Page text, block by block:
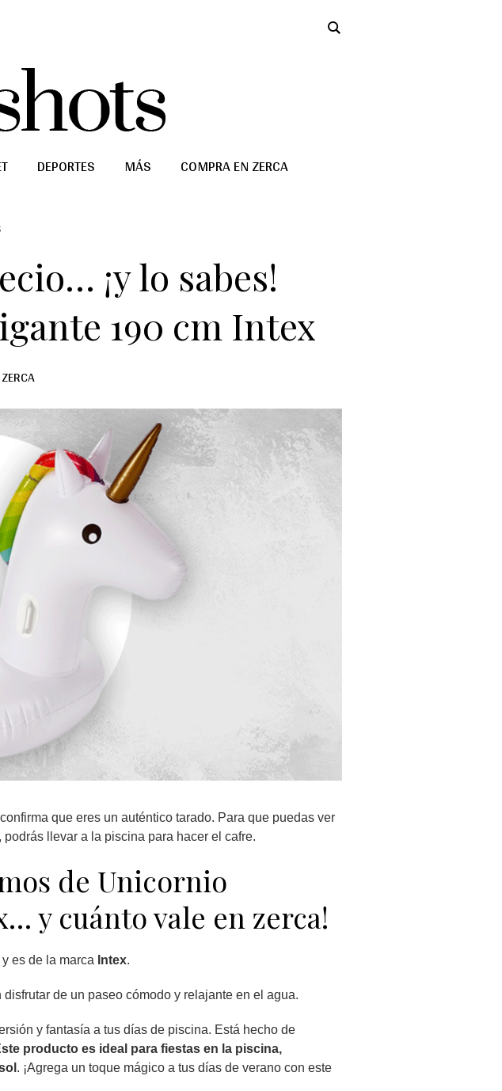
DEPORTES MÁS COMPRA EN ZERCA
¡y lo sabes!
190 cm Intex
ZERCA
que eres un auténtico tarado. Para que puedas ver
podrás llevar a la piscina para hacer el cafre.
de Unicornio
y cuánto vale en zerca!
es de la marca Intex.
de un paseo cómodo y relajante en el agua.
y fantasía a tus días de piscina. Está hecho de
producto es ideal para fiestas en la piscina,
. ¡Agrega un toque mágico a tus días de verano con este